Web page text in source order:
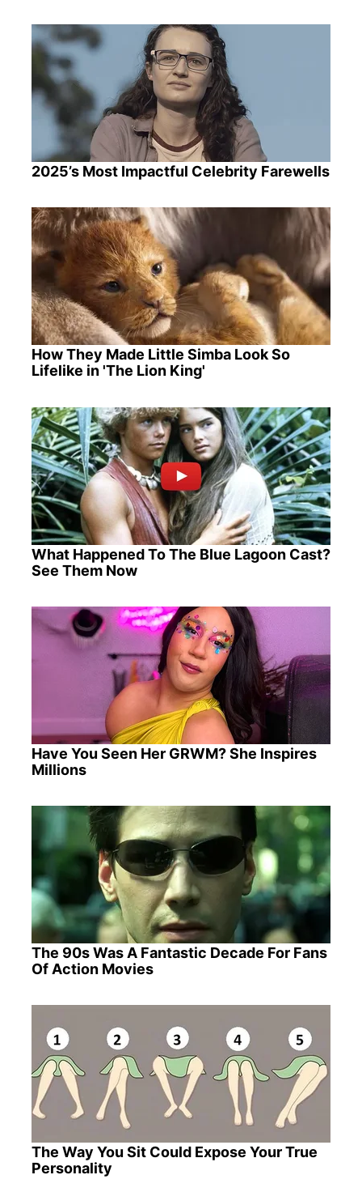
2025’s Most Impactful Celebrity Farewells
How They Made Little Simba Look So
Lifelike in 'The Lion King'
What Happened To The Blue Lagoon Cast?
See Them Now
Have You Seen Her GRWM? She Inspires
Millions
The 90s Was A Fantastic Decade For Fans
Of Action Movies
The Way You Sit Could Expose Your True
Personality